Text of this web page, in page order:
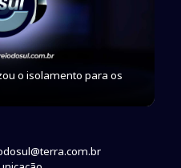
o isolamento para os